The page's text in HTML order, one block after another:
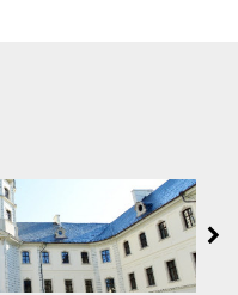
völgy 35.